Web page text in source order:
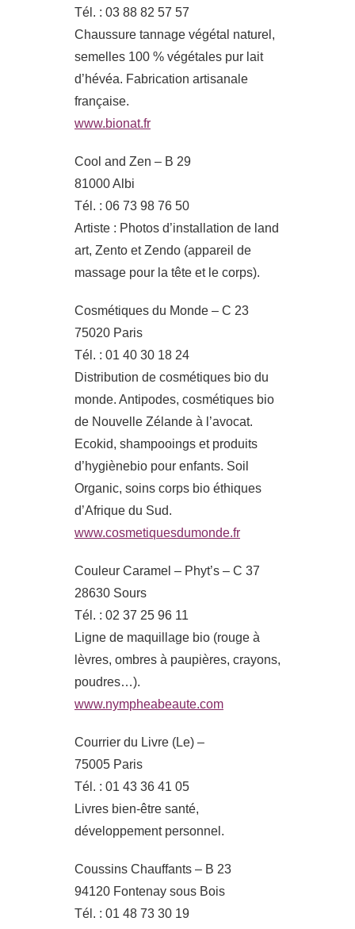
Tél. : 03 88 82 57 57
Chaussure tannage végétal naturel,
semelles 100 % végétales pur lait
d’hévéa. Fabrication artisanale
française.
www.bionat.fr
Cool and Zen – B 29
81000 Albi
Tél. : 06 73 98 76 50
Artiste : Photos d’installation de land
art, Zento et Zendo (appareil de
massage pour la tête et le corps).
Cosmétiques du Monde – C 23
75020 Paris
Tél. : 01 40 30 18 24
Distribution de cosmétiques bio du
monde. Antipodes, cosmétiques bio
de Nouvelle Zélande à l’avocat.
Ecokid, shampooings et produits
d’hygiènebio pour enfants. Soil
Organic, soins corps bio éthiques
d’Afrique du Sud.
www.cosmetiquesdumonde.fr
Couleur Caramel – Phyt’s – C 37
28630 Sours
Tél. : 02 37 25 96 11
Ligne de maquillage bio (rouge à
lèvres, ombres à paupières, crayons,
poudres…).
www.nympheabeaute.com
Courrier du Livre (Le) –
75005 Paris
Tél. : 01 43 36 41 05
Livres bien-être santé,
développement personnel.
Coussins Chauffants – B 23
94120 Fontenay sous Bois
Tél. : 01 48 73 30 19